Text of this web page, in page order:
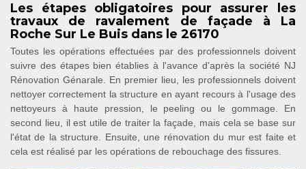
Les étapes obligatoires pour assurer les
travaux de ravalement de façade à La
Roche Sur Le Buis dans le 26170
Toutes les opérations effectuées par des professionnels doivent
suivre des étapes bien établies à l'avance d'après la société NJ
Rénovation Génarale. En premier lieu, les professionnels doivent
nettoyer correctement la structure en ayant recours à l'usage des
nettoyeurs à haute pression, le peeling ou le gommage. En
second lieu, il est utile de traiter la façade, mais cela se base sur
l'état de la structure. Ensuite, une rénovation du mur est faite et
cela est réalisé par les opérations de rebouchage des fissures.